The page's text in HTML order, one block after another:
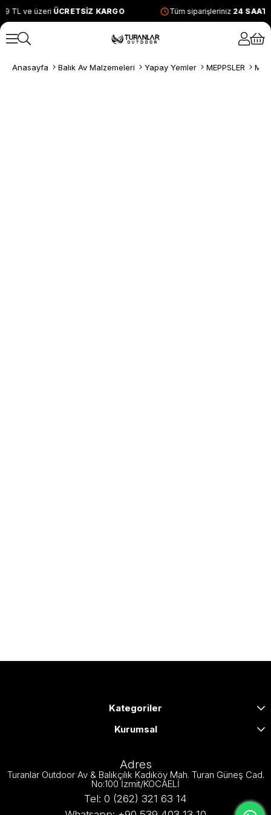
TL ve üzeri ÜCRETSİZ KARGO Tüm siparişleriniz 24 SAAT
Anasayfa Balık Av Malzemeleri Yapay Yemler MEPPSLER
Kategoriler
Kurumsal
Adres
Turanlar Outdoor Av & Balıkçılık Kadıköy Mah. Turan Güneş Cad.
No:100 İzmit/KOCAELİ
Tel: 0 (262) 321 63 14